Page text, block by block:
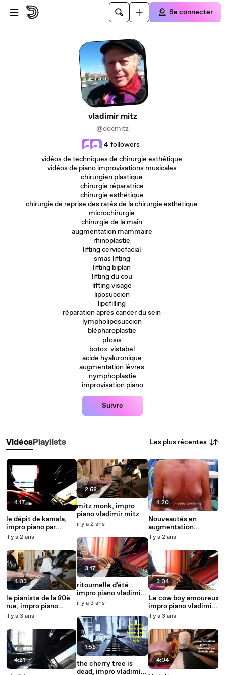
Passer au contenu principal
Se connecter
vladimir mitz
@docmitz
4 followers
vidéos de techniques de chirurgie esthétique
vidéos de piano improvisations musicales
chirurgien plastique
chirurgie réparatrice
chirurgie esthétique
chirurgie de reprise des ratés de la chirurgie esthétique
microchirurgie
chirurgie de la main
augmentation mammaire
rhinoplastie
lifting cervicofacial
smas lifting
lifting biplan
lifting du cou
lifting visage
liposuccion
lipofilling
réparation après cancer du sein
lympholiposuccion
blépharoplastie
ptosis
botox-vistabel
acide hyaluronique
augmentation lèvres
nymphoplastie
improvisation piano
Suivre
VidéosPlaylists Les plus récentes
4:17
le dépit de kamala,
impro piano par
vladimir mitz
il y a 2 ans
4:03
le pianiste de la 80è
rue, impro piano
vladimir mitz
il y a 3 ans
4:21
2:58
mitz monk, impro
piano vladimir mitz
il y a 2 ans
3:17
ritournelle d'été
impro piano vladimir
mitz
il y a 3 ans
1:55
the cherry tree is
dead, impro vladimir
4:20
Nouveautés en
augmentation
mammaire 2024 par
il y a 2 ans
3:04
Le cow boy amoureux
impro piano vladimir
mitz 2023
il y a 3 ans
4:04